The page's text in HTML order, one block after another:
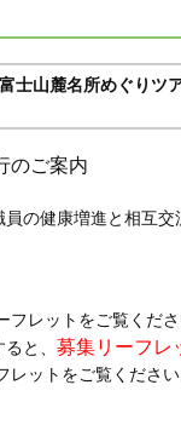
士山麓名所めぐりツ
のご案内
の健康増進と相互
レットをご覧くださ
ると、 募集リーフレ
ットをご覧ください